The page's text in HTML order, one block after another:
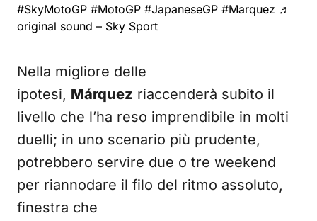
#SkyMotoGP #MotoGP #JapaneseGP #Marquez ♬
original sound – Sky Sport
Nella migliore delle
ipotesi, Márquez riaccenderà subito il
livello che l’ha reso imprendibile in molti
duelli; in uno scenario più prudente,
potrebbero servire due o tre weekend
per riannodare il filo del ritmo assoluto,
finestra che